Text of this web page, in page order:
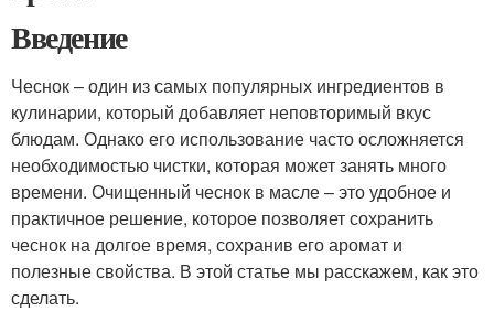
Введение
Чеснок – один из самых популярных ингредиентов в
кулинарии, который добавляет неповторимый вкус
блюдам. Однако его использование часто осложняется
необходимостью чистки, которая может занять много
времени. Очищенный чеснок в масле – это удобное и
практичное решение, которое позволяет сохранить
чеснок на долгое время, сохранив его аромат и
полезные свойства. В этой статье мы расскажем, как это
сделать.